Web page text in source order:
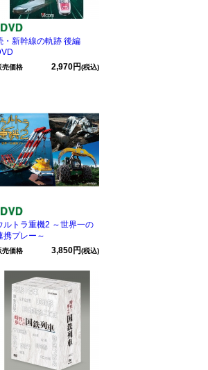
・新幹線の軌跡 後編
売価格 2,970円(税込)
ルトラ重機2 ～世界一の
携プレー～
売価格 3,850円(税込)